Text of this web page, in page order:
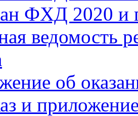
ФХД 2020 и
ведомость
об
и